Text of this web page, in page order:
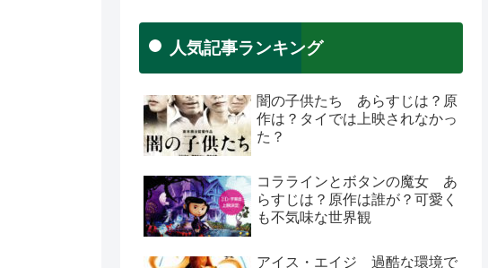
人気記事ランキング
闇の子供たち あらすじは？原
作は？タイでは上映されなかっ
た？
コララインとボタンの魔女 あ
らすじは？原作は誰が？可愛く
も不気味な世界観
アイス・エイジ 過酷な環境で